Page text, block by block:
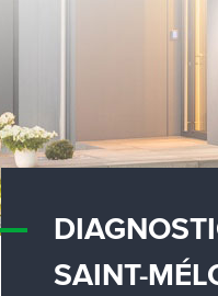
SAINT-